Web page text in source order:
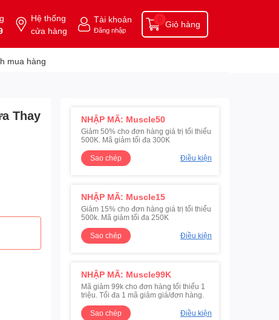
Hệ thống
cửa hàng
Tài khoản
Đăng nhập
Giỏ hàng
0
mua hàng
Thay
NHẬP MÃ: Muscle50
Giảm 50% cho đơn hàng giá trị tối thiểu
500K. Mã giảm tối đa 300K
Sao chép
Điều kiện
NHẬP MÃ: Muscle15
Giảm 15% cho đơn hàng giá trị tối thiểu
500k. Mã giảm tối đa 250K
Sao chép
Điều kiện
NHẬP MÃ: Muscle99K
Mã giảm 99k cho đơn hàng tối thiểu 1
triệu. Tối đa 1 mã giảm giá/đơn hàng.
Sao chép
Điều kiện